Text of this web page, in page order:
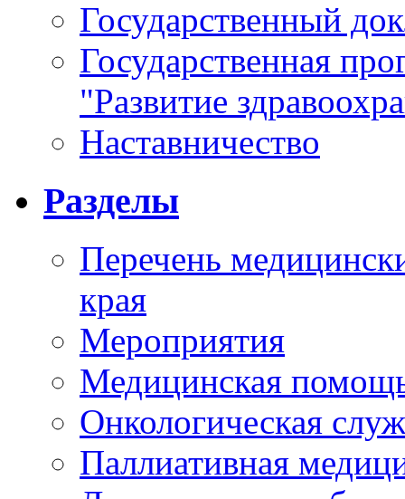
Государственный
Государственная
"Развитие
Наставничество
Разделы
Перечень
края
Мероприятия
Медицинская
Онкологическая
Паллиативная